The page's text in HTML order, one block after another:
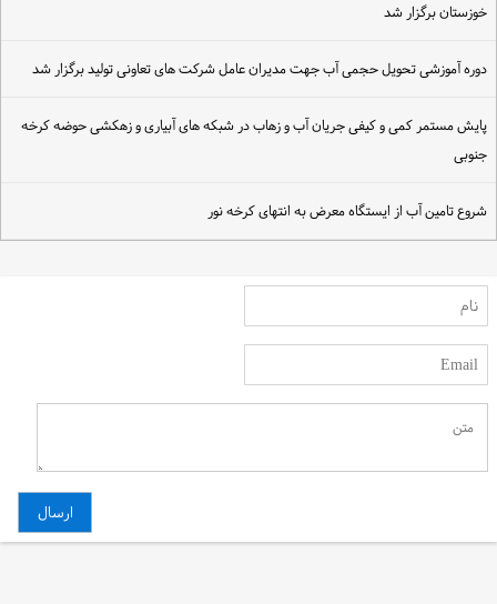
خوزستان برگزار شد
دوره آموزشی تحویل حجمی آب جهت مدیران عامل شرکت های تعاونی تولید برگزار شد
پایش مستمر کمی و کیفی جریان آب و زهاب در شبکه های آبیاری و زهکشی حوضه کرخه
جنوبی
شروع تامین آب از ایستگاه معرض به انتهای کرخه نور